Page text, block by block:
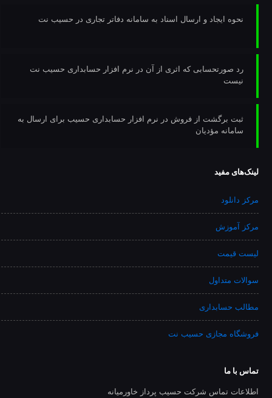
نحوه ایجاد و ارسال اسناد به سامانه دفاتر تجاری در حسیب نت
رد صورتحسابی که اثری از آن در نرم افزار حسابداری حسیب نت
نیست
ثبت برگشت از فروش در نرم افزار حسابداری حسیب برای ارسال به
سامانه مؤدیان
لینک‌های مفید
مرکز دانلود
مرکز آموزش
لیست قیمت
سوالات متداول
مطالب حسابداری
فروشگاه مجازی حسیب نت
تماس با ما
اطلاعات تماس شرکت حسیب پرداز خاورمیانه